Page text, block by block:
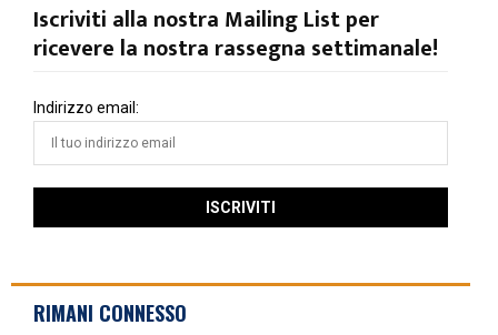
Iscriviti alla nostra Mailing List per
ricevere la nostra rassegna settimanale!
Indirizzo email:
RIMANI CONNESSO